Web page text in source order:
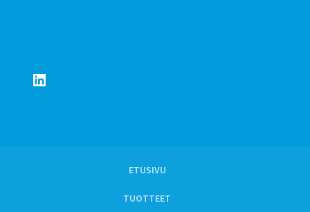
LinkedIn
ETUSIVU
TUOTTEET